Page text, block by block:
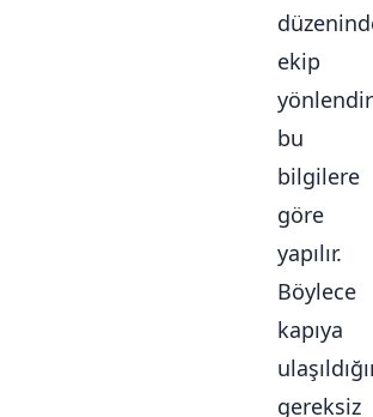
ekip
bu
bilgilere
göre
yapılır.
Böylece
kapıya
gereksiz